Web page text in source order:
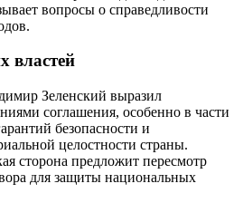
вопросы о справедливости
властей
Зеленский выразил
соглашения, особенно в части
безопасности и
целостности страны.
сторона предложит пересмотр
для защиты национальных